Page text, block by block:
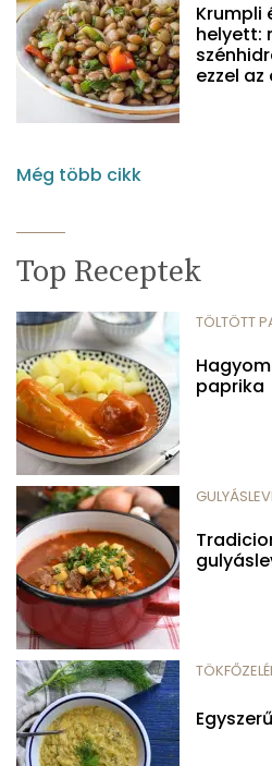
Krumpli
helyett:
ezzel az
Még több cikk
Top Receptek
TÖLTÖTT
paprika